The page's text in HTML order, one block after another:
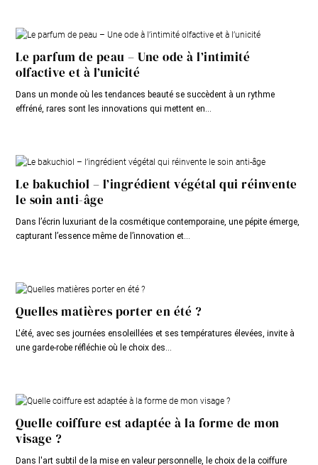
Le parfum de peau – Une ode à l’intimité
olfactive et à l’unicité
Dans un monde où les tendances beauté se succèdent à un rythme
effréné, rares sont les innovations qui mettent en...
Le bakuchiol – l’ingrédient végétal qui réinvente
le soin anti-âge
Dans l’écrin luxuriant de la cosmétique contemporaine, une pépite émerge,
capturant l’essence même de l’innovation et...
Quelles matières porter en été ?
L'été, avec ses journées ensoleillées et ses températures élevées, invite à
une garde-robe réfléchie où le choix des...
Quelle coiffure est adaptée à la forme de mon
visage ?
Dans l'art subtil de la mise en valeur personnelle, le choix de la coiffure